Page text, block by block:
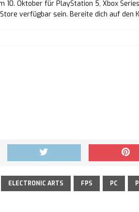
08/2026 ] Discounty: Gratis-
10. Oktober für PlayStation 5, Xbox
verfügbar sein. Bereite dich auf den
ELECTRONIC ARTS FPS PC